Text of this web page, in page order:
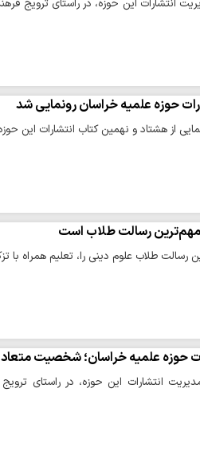
انتشارات این حوزه، در راستای ترویج
حوزه علمیه خراسان رونمایی شد
از هشتاد و نهمین کتاب انتشارات این
مهم‌ترین رسالت طلاب است
رسالت طلاب علوم دینی را، تعلیم همراه با
حوزه علمیه خراسان؛ شخصیت
انتشارات این حوزه، در راستای